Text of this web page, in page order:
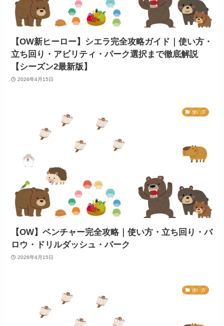
【OW新ヒーロー】シエラ完全攻略ガイド｜使い方・
立ち回り・アビリティ・パーク選択まで徹底解説
【シーズン2最新版】
2026年4月15日
使い方
【OW】ベンチャー完全攻略｜使い方・立ち回り・バ
ロウ・ドリルダッシュ・パーク
2026年4月15日
使い方